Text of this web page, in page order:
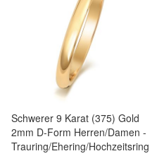
Schwerer 9 Karat (375) Gold
2mm D-Form Herren/Damen -
Trauring/Ehering/Hochzeitsring